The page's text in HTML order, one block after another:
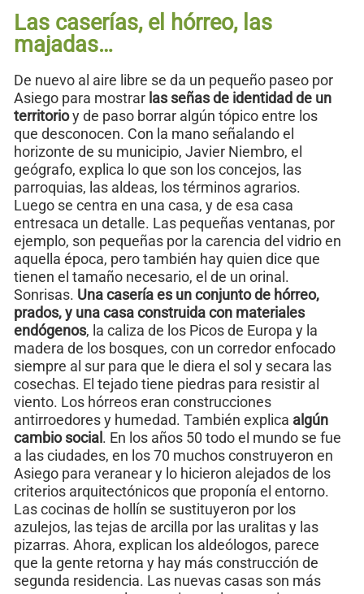
Las caserías, el hórreo, las
majadas…
De nuevo al aire libre se da un pequeño paseo por
Asiego para mostrar las señas de identidad de un
territorioy de paso borrar algún tópico entre los
que desconocen. Con la mano señalando el
horizonte de su municipio, Javier Niembro, el
geógrafo, explica lo que son los concejos, las
parroquias, las aldeas, los términos agrarios.
Luego se centra en una casa, y de esa casa
entresaca un detalle. Las pequeñas ventanas, por
ejemplo, son pequeñas por la carencia del vidrio en
aquella época, pero también hay quien dice que
tienen el tamaño necesario, el de un orinal.
Sonrisas. Una casería es un conjunto de hórreo,
prados, y una casa construida con materiales
endógenos, la caliza de los Picos de Europa y la
madera de los bosques, con un corredor enfocado
siempre al sur para que le diera el sol y secara las
cosechas. El tejado tiene piedras para resistir al
viento. Los hórreos eran construcciones
antirroedores y humedad. También explica algún
cambio social . En los años 50 todo el mundo se fue
a las ciudades, en los 70 muchos construyeron en
Asiego para veranear y lo hicieron alejados de los
criterios arquitectónicos que proponía el entorno.
Las cocinas de hollín se sustituyeron por los
azulejos, las tejas de arcilla por las uralitas y las
pizarras. Ahora, explican los aldeólogos, parece
que la gente retorna y hay más construcción de
segunda residencia. Las nuevas casas son más